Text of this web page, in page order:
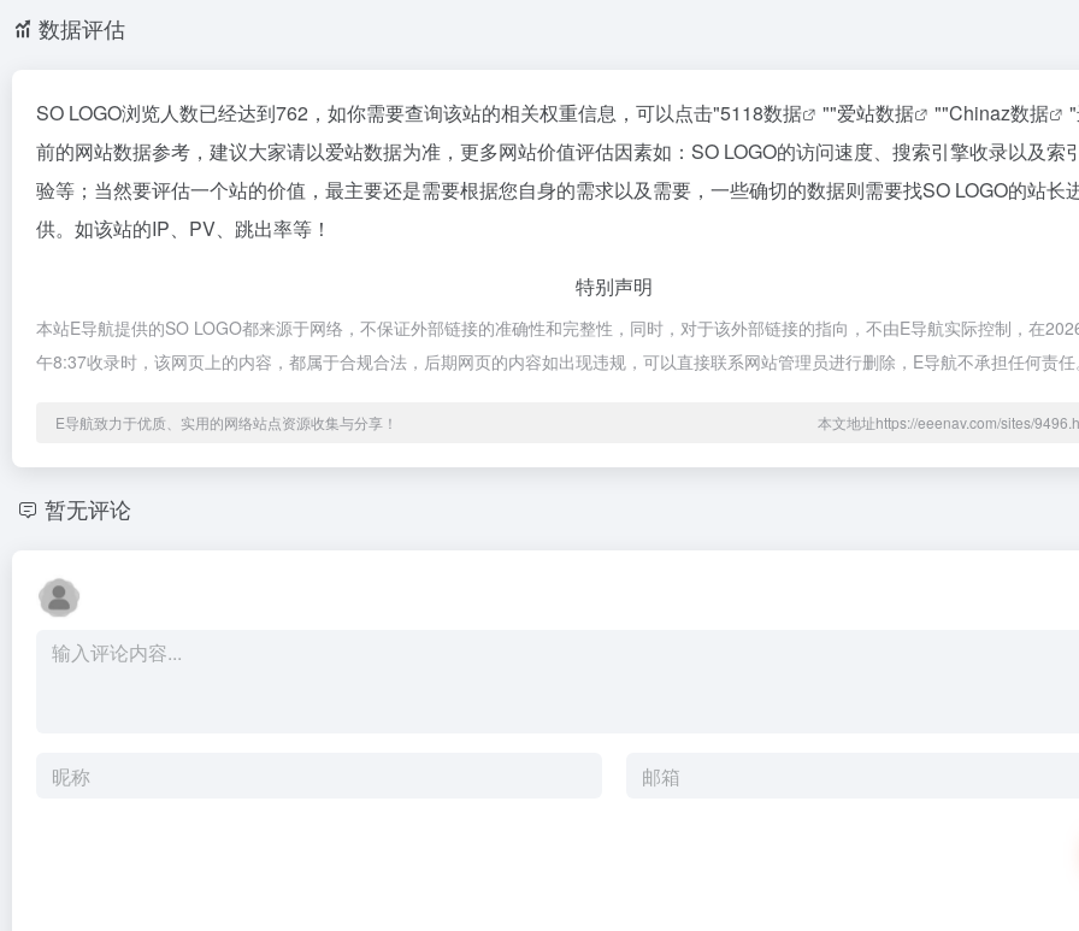
数据评估
SO LOGO浏览人数已经达到762，如你需要查询该站的相关权重信息，可以点击"5118数据 ""爱站数据 ""Chinaz数据
前的网站数据参考，建议大家请以爱站数据为准，更多网站价值评估因素如：SO LOGO的访问速度、搜索引擎收录以及索
验等；当然要评估一个站的价值，最主要还是需要根据您自身的需求以及需要，一些确切的数据则需要找SO LOGO的站长
供。如该站的IP、PV、跳出率等！
特别声明
本站E导航提供的SO LOGO都来源于网络，不保证外部链接的准确性和完整性，同时，对于该外部链接的指向，不由E导航实际控制，在
午8:37收录时，该网页上的内容，都属于合规合法，后期网页的内容如出现违规，可以直接联系网站管理员进行删除，E导航不承担任何责
E导航致力于优质、实用的网络站点资源收集与分享！ 本文地址https://eeenav.com/sites/
暂无评论